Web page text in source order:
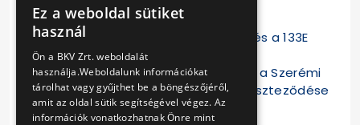
Infopark: a Dombóvári úton,
Budafoki út/Dombóvári út: a 33-as és a 133E
autóbusz megállóhelye,
Hauszmann Alajos utca/Szerémi út: a Szerémi
úton a Hauszmann Alajos utca kereszteződése
előtt.
Ez a weboldal sütiket
használ
Ön a BKV Zrt. weboldalát
használja.Weboldalunk információkat
tárolhat vagy gyűjthet be a böngészőjéről,
amit az oldal sütik segítségével végez. Az
információk vonatkozhatnak Önre mint